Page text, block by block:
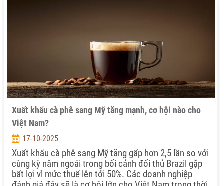
Xuất khẩu cà phê sang Mỹ tăng mạnh, cơ hội nào cho
Việt Nam?
17-10-2025
Xuất khẩu cà phê sang Mỹ tăng gấp hơn 2,5 lần so với
cùng kỳ năm ngoái trong bối cảnh đối thủ Brazil gặp
bất lợi vì mức thuế lên tới 50%. Các doanh nghiệp